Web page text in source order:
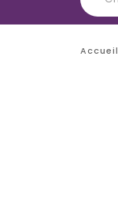
Accueil